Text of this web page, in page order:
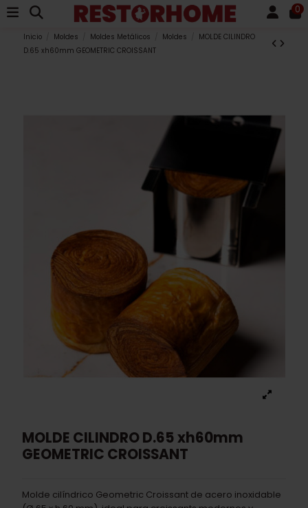
0
Inicio Moldes Moldes Metálicos Moldes
MOLDE CILINDRO
D.65 xh60mm GEOMETRIC CROISSANT
MOLDE CILINDRO D.65 xh60mm
GEOMETRIC CROISSANT
Molde cilíndrico Geometric Croissant de acero inoxidable